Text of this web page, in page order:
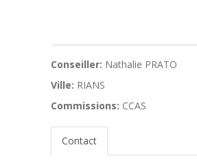
Conseiller: Nathalie PRATO
Ville: RIANS
Commissions: CCAS
Contact